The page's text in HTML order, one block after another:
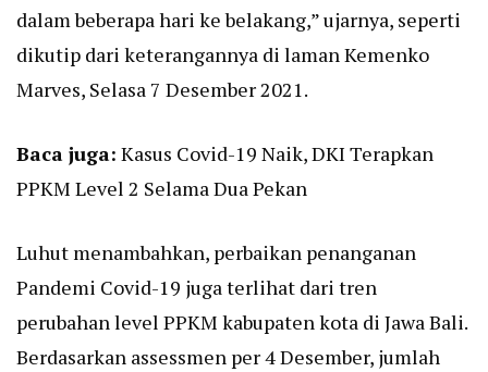
dalam beberapa hari ke belakang,” ujarnya, seperti
dikutip dari keterangannya di laman Kemenko
Marves, Selasa 7 Desember 2021.
Baca juga: Kasus Covid-19 Naik, DKI Terapkan
PPKM Level 2 Selama Dua Pekan
Luhut menambahkan, perbaikan penanganan
Pandemi Covid-19 juga terlihat dari tren
perubahan level PPKM kabupaten kota di Jawa Bali.
Berdasarkan assessmen per 4 Desember, jumlah